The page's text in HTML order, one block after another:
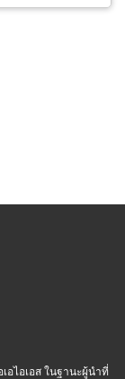
อไอเอส ในฐานะผู้นำที่